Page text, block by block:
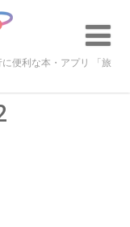
便利な本・アプリ 「旅